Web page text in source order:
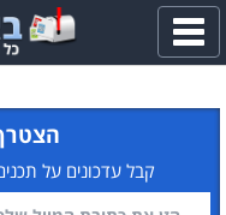
פתח
תפריט
קבל עדכונים על